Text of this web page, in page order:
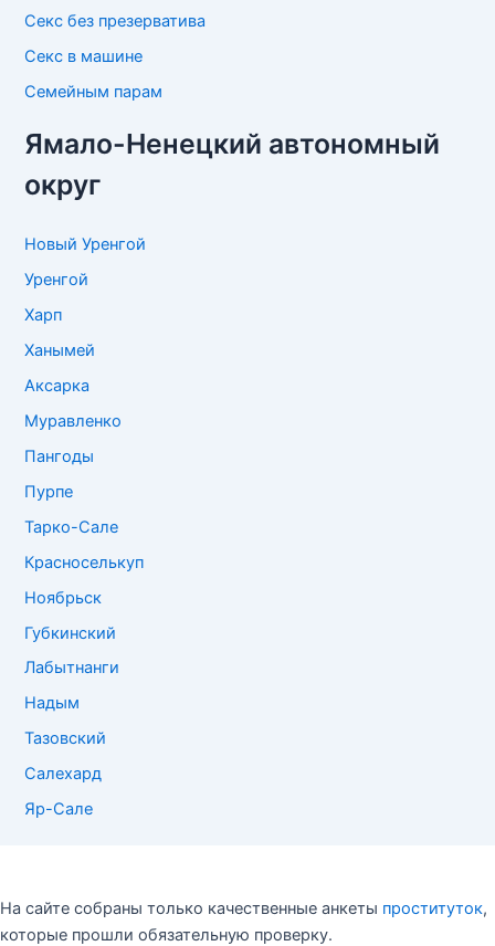
Секс без презерватива
Секс в машине
Семейным парам
Ямало-Ненецкий автономный
округ
Новый Уренгой
Уренгой
Харп
Ханымей
Аксарка
Муравленко
Пангоды
Пурпе
Тарко-Сале
Красноселькуп
Ноябрьск
Губкинский
Лабытнанги
Надым
Тазовский
Салехард
Яр-Сале
На сайте собраны только качественные анкеты проституток,
которые прошли обязательную проверку.